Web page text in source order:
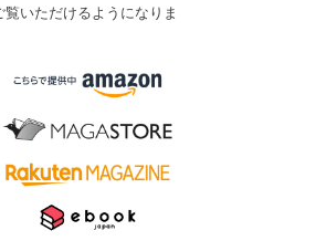
いただけるようになりま